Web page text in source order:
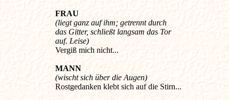
FRAU
(liegt ganz auf ihm; getrennt durch
das Gitter, schließt langsam das Tor
auf. Leise)
Vergiß mich nicht...
MANN
(wischt sich über die Augen)
Rostgedanken klebt sich auf die Stirn...